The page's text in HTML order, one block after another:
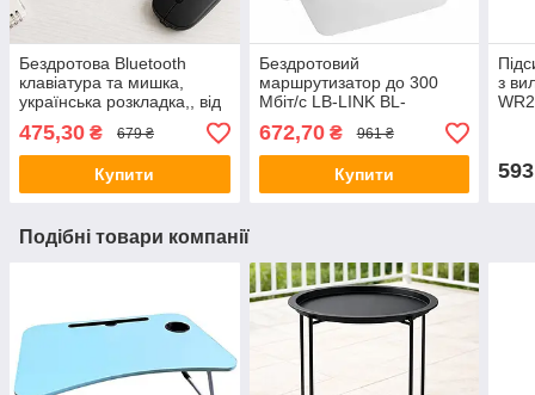
Бездротова Bluetooth
клавіатура та мишка,
українська розкладка,, від
Безшумна мишка з
клавіатурою
475,30 ₴ 679 ₴
Купити
Бездротовий
маршрутизатор до 300
Мбіт/с LB-LINK BL-
WR450H / Wi-Fi роутер /
Вайфай роутер
672,70₴ 961 ₴
Купити
з
593
Подібні товари компанії